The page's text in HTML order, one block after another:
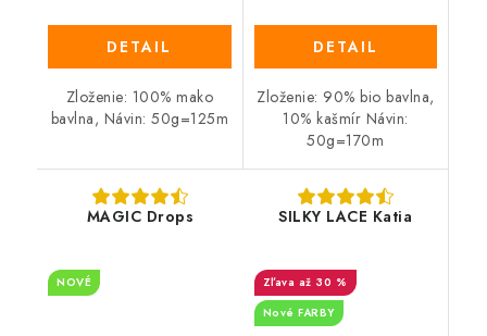
DETAIL
Zloženie: 100% mako
bavlna, Návin: 50g=125m
DETAIL
Zloženie: 90% bio bavlna,
10% kašmír Návin:
50g=170m
MAGIC Drops
NOVÉ
SILKY LACE Katia
až 30 %
Nové FARBY